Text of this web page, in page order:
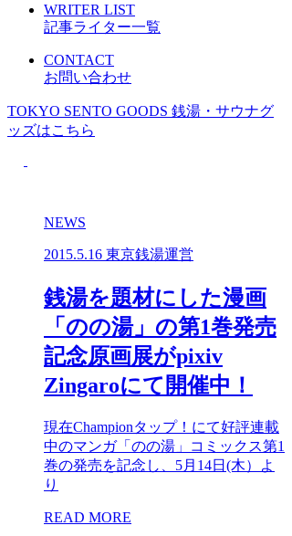
WRITER LIST
記事ライター一覧
CONTACT
お問い合わせ
TOKYO SENTO GOODS 銭湯・サウナグ
ッズはこちら
NEWS
2015.5.16 東京銭湯運営
銭湯を題材にした漫画
「のの湯」の第1巻発売
記念原画展がpixiv
Zingaroにて開催中！
現在Championタップ！にて好評連載
中のマンガ「のの湯」コミックス第1
巻の発売を記念し、5月14日(木）よ
り
READ MORE